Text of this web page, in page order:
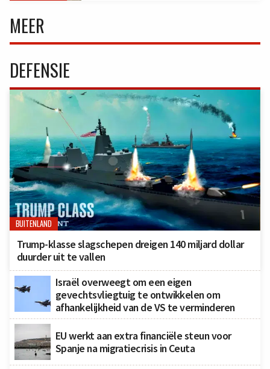
MEER
DEFENSIE
BUITENLAND
Trump-klasse slagschepen dreigen 140 miljard dollar
duurder uit te vallen
Israël overweegt om een eigen
gevechtsvliegtuig te ontwikkelen om
afhankelijkheid van de VS te verminderen
EU werkt aan extra financiële steun voor
Spanje na migratiecrisis in Ceuta